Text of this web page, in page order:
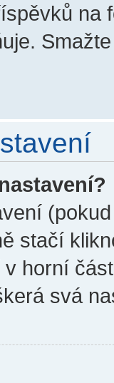
na
stačí
horní
svá